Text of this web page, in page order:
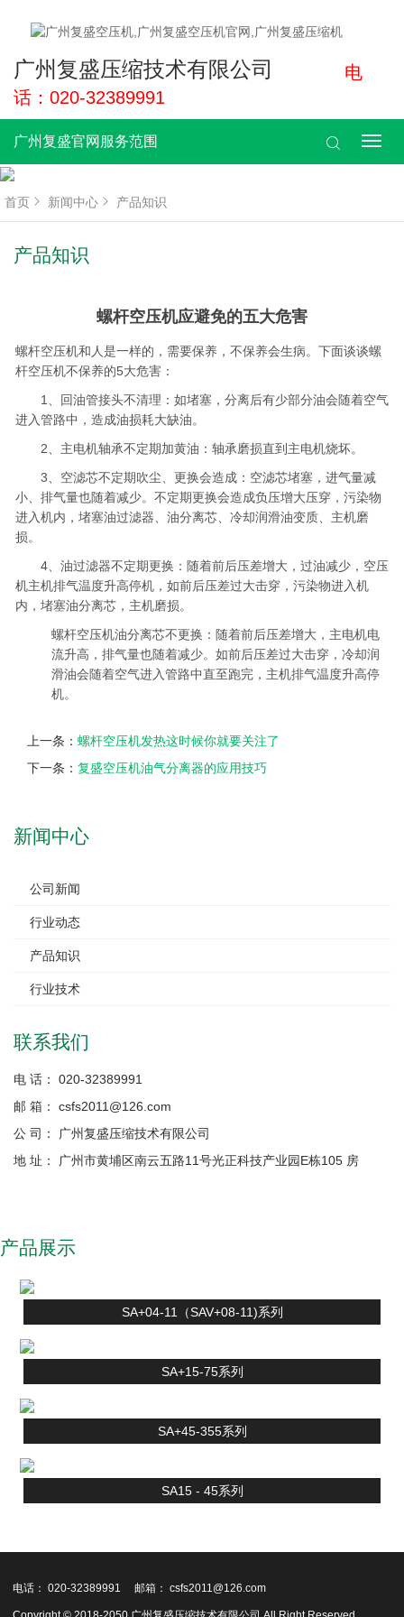
广州复盛压缩技术有限公司
电
话：020-32389991
广
广州复盛官网服务范围
首页 新闻中心 产品知识
产品知识
螺杆空压机应避免的五大危害
螺杆空压机和人是一样的，需要保养，不保养会生病。下面谈谈螺
杆空压机不保养的5大危害：
1、回油管接头不清理：如堵塞，分离后有少部分油会随着空气
进入管路中，造成油损耗大缺油。
2、主电机轴承不定期加黄油：轴承磨损直到主电机烧坏。
3、空滤芯不定期吹尘、更换会造成：空滤芯堵塞，进气量减
小、排气量也随着减少。不定期更换会造成负压增大压穿，污染物
进入机内，堵塞油过滤器、油分离芯、冷却润滑油变质、主机磨
损。
4、油过滤器不定期更换：随着前后压差增大，过油减少，空压
机主机排气温度升高停机，如前后压差过大击穿，污染物进入机
内，堵塞油分离芯，主机磨损。
螺杆空压机油分离芯不更换：随着前后压差增大，主电机电
流升高，排气量也随着减少。如前后压差过大击穿，冷却润
滑油会随着空气进入管路中直至跑完，主机排气温度升高停
机。
上一条： 螺杆空压机发热这时候你就要关注了
下一条： 复盛空压机油气分离器的应用技巧
新闻中心
公司新闻
行业动态
产品知识
行业技术
联系我们
电 话： 020-32389991
邮 箱： csfs2011@126.com
公 司： 广州复盛压缩技术有限公司
地 址： 广州市黄埔区南云五路11号光正科技产业园E栋105 房
产品展示
SA+04-11（SAV+08-11)系列
SA+15-75系列
SA+45-355系列
SA15 - 45系列
电话： 020-32389991 邮箱： csfs2011@126.com